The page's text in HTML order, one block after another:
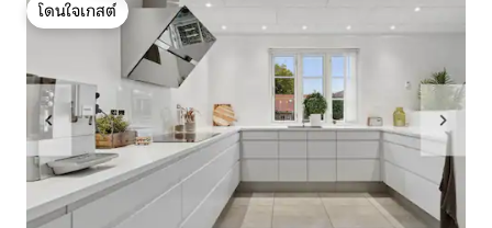
โดนใจเกสต์
โดนใจเกสต์